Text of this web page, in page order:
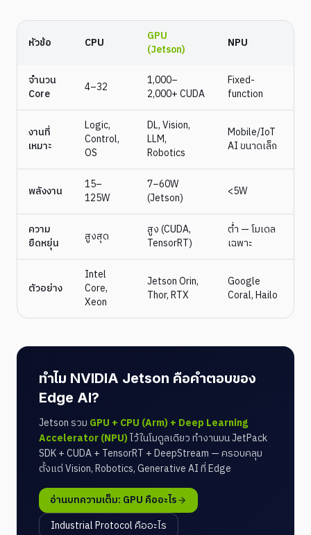
หัวข้อ CPU
GPU
(Jetson)
NPU
จำนวน
Core
4–32
1,000–
2,000+ CUDA
Fixed-
function
งานที่
เหมาะ
Logic,
Control,
OS
DL, Vision,
LLM,
Robotics
Mobile/IoT
AI ขนาดเล็ก
พลังงาน
15–
125W
7–60W
(Jetson)
<5W
ความ
ยืดหยุ่น
สูงสุด
สูง (CUDA,
TensorRT)
ต่ำ — โมเดล
เฉพาะ
ตัวอย่าง
Intel
Core,
Xeon
Jetson Orin,
Thor, RTX
Google
Coral, Hailo
ทำไม NVIDIA Jetson คือคำตอบของ
Edge AI?
Jetson รวม GPU + CPU (Arm) + Deep Learning
Accelerator (NPU)ไว้ในโมดูลเดียว ทำงานบน JetPack
SDK + CUDA + TensorRT + DeepStream — ครอบคลุม
ตั้งแต่ Vision, Robotics, Generative AI ที่ Edge
อ่านบทความเต็ม: GPU คืออะไร
Industrial Protocol คืออะไร